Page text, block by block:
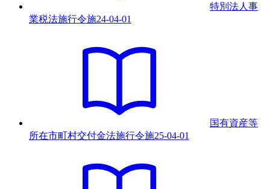
特別法人事
業税法施行令施24-04-01
国有資産等
所在市町村交付金法施行令施25-04-01